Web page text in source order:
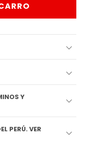
PERÚ. VER